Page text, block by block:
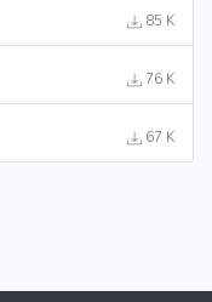
85 K
76 K
67 K